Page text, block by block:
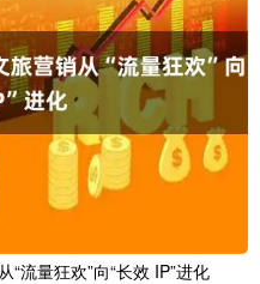
流量狂欢”向“长效 IP”进化